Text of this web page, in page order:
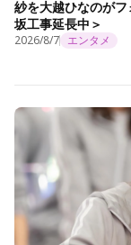
紗を大越ひなのが
坂工事延長中＞
2026/8/7 エンタメ